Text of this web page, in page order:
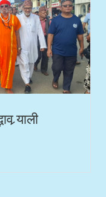
र्‍याली